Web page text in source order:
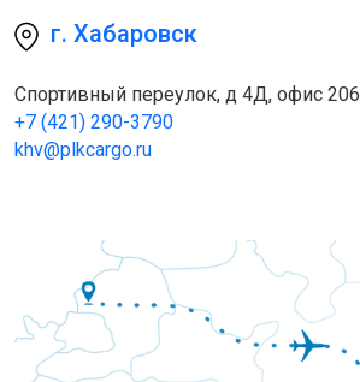
г. Хабаровск
Спортивный переулок, д 4Д, офис 206
+7 (421) 290-3790
khv@plkcargo.ru